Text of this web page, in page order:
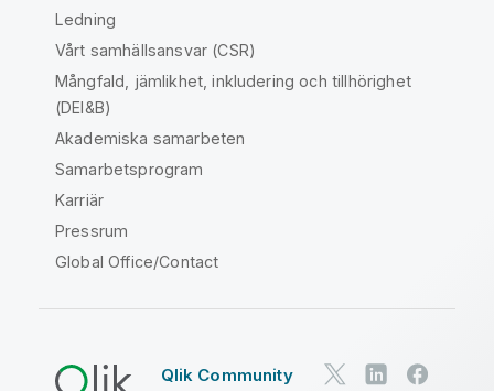
Ledning
Vårt samhällsansvar (CSR)
Mångfald, jämlikhet, inkludering och tillhörighet
(DEI&B)
Akademiska samarbeten
Samarbetsprogram
Karriär
Pressrum
Global Office/Contact
Qlik Community